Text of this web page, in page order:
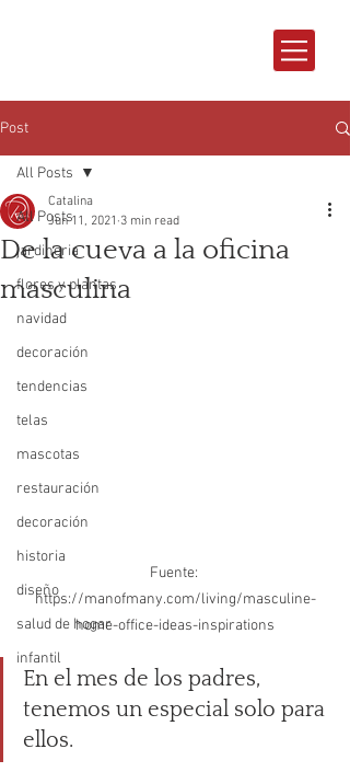
Post
All Posts
jardineria
flores y plantas
navidad
decoración
tendencias
telas
mascotas
restauración
decoración
historia
diseño
salud de hogar
infantil
All Posts
De la cueva a la oficina
masculina
Catalina
Jun 11, 2021 3 min read
Fuente:
https://manofmany.com/living/masculine-
home-office-ideas-inspirations
En el mes de los padres,
tenemos un especial solo para
ellos.